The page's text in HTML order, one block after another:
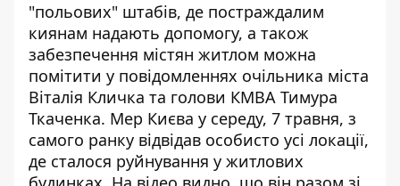
"польових" штабів, де постраждалим
киянам надають допомогу, а також
забезпечення містян житлом можна
помітити у повідомленнях очільника міста
Віталія Кличка та голови КМВА Тимура
Ткаченка. Мер Києва у середу, 7 травня, з
самого ранку відвідав особисто усі локації,
де сталося руйнування у житлових